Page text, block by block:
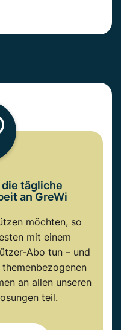
tägliche
an GreWi
möchten, so
mit einem
Abo tun – und
an allen unseren
teil.